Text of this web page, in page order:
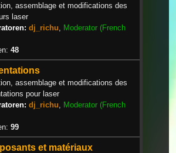
assemblage et modifications des
laser
dj_richu
Moderator (French
48
assemblage et modifications des
pour laser
dj_richu
Moderator (French
99
et matériaux